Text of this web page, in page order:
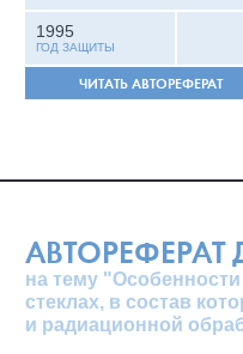
1995
ГОД ЗАЩИТЫ
ЧИТАТЬ АВТОРЕФЕРАТ
АВТОРЕФЕРАТ
на тему
стеклах, в состав
и радиационной